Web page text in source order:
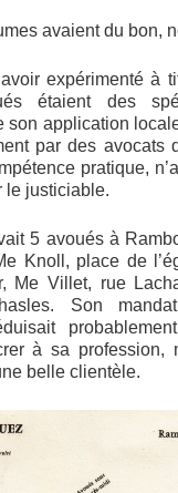
avaient du bon,
expérimenté à
étaient des
son application
par des avocats
pratique,
le justiciable.
5 avoués à
Knoll, place de
Me Villet, rue
Son
à sa profession,
belle clientèle.